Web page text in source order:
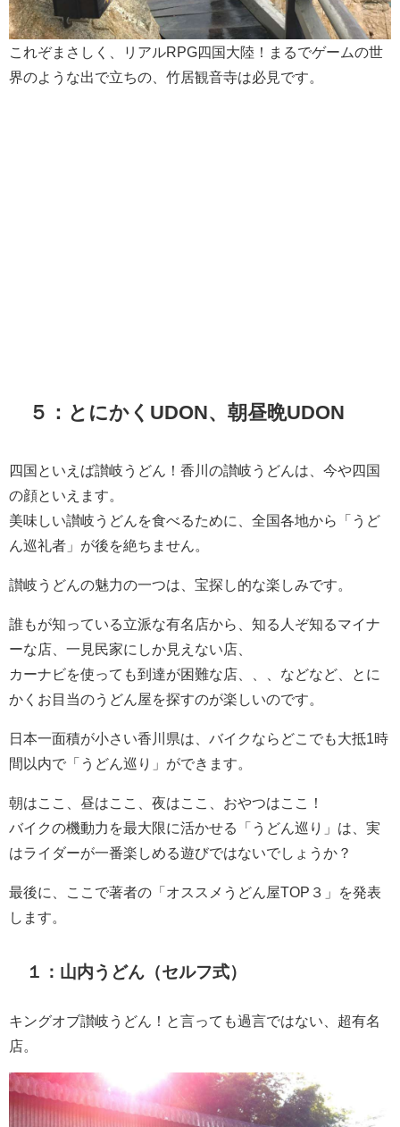
これぞまさしく、リアルRPG四国大陸！まるでゲームの世
界のような出で立ちの、竹居観音寺は必見です。
５：とにかくUDON、朝昼晩UDON
四国といえば讃岐うどん！香川の讃岐うどんは、今や四国
の顔といえます。
美味しい讃岐うどんを食べるために、全国各地から「うど
ん巡礼者」が後を絶ちません。
讃岐うどんの魅力の一つは、宝探し的な楽しみです。
誰もが知っている立派な有名店から、知る人ぞ知るマイナ
ーな店、一見民家にしか見えない店、
カーナビを使っても到達が困難な店、、、などなど、とに
かくお目当のうどん屋を探すのが楽しいのです。
日本一面積が小さい香川県は、バイクならどこでも大抵1時
間以内で「うどん巡り」ができます。
朝はここ、昼はここ、夜はここ、おやつはここ！
バイクの機動力を最大限に活かせる「うどん巡り」は、実
はライダーが一番楽しめる遊びではないでしょうか？
最後に、ここで著者の「オススメうどん屋TOP３」を発表
します。
１：山内うどん（セルフ式）
キングオブ讃岐うどん！と言っても過言ではない、超有名
店。